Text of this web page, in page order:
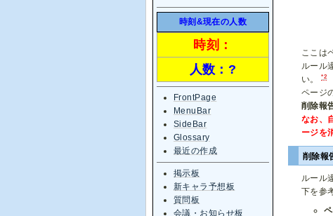
ここは
ルール
い。*2
ページ
削除報
なお、
ージを
削除報
ルール
下を参
時刻&現在の人数
時刻：
人数： ?
FrontPage
MenuBar
SideBar
Glossary
最近の作成
掲示板
新キャラ予想板
質問板
会議・お知らせ板